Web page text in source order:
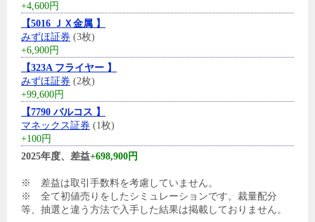
+4,600円
【5016 ＪＸ金属 】
みずほ証券 (3枚)
+6,900円
【323A フライヤー 】
みずほ証券 (2枚)
+99,600円
【7790 バルコス 】
マネックス証券 (1枚)
+100円
2025年度、差益+698,900円
※ 差益は取引手数料を考慮していません。
※ 全て初値売りをしたシミュレーションです。裁量配分
等、抽選と違う方法で入手した結果は掲載しておりません。